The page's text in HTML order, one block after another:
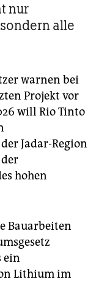
nur
alle
warnen bei
Projekt vor
will Rio Tinto
Jadar-Region
hohen
Bauarbeiten
ein
Lithium im